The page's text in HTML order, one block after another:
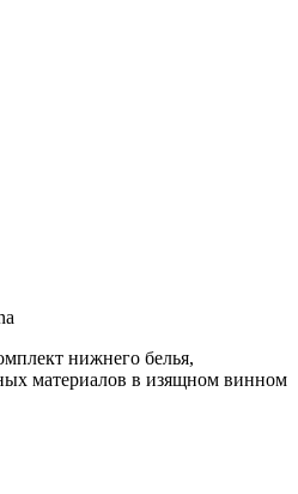
нижнего белья,
материалов в изящном винном